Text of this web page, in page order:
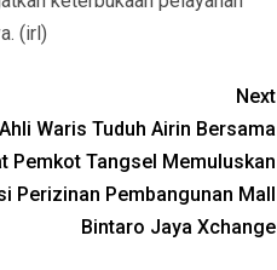
(irl)
Next
Waris Tuduh Airin Bersama
Pemkot Tangsel Memuluskan
Perizinan Pembangunan Mall
Bintaro Jaya Xchange